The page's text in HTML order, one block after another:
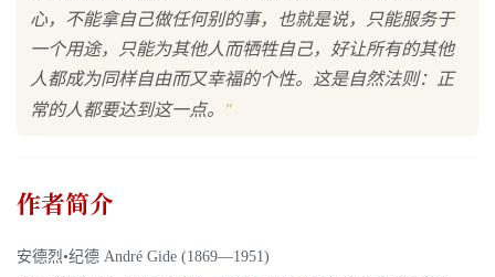
心，不能拿自己做任何别的事，也就是说，只能服务于
一个用途，只能为其他人而牺牲自己，好让所有的其他
人都成为同样自由而又幸福的个性。这是自然法则：正
常的人都要达到这一点。
"
作者简介
安德烈•纪德 André Gide (1869—1951)